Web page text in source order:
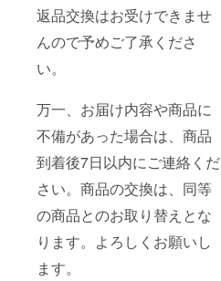
返品交換はお受けできませ
んので予めご了承くださ
い。
万一、お届け内容や商品に
不備があった場合は、商品
到着後7日以内にご連絡くだ
さい。商品の交換は、同等
の商品とのお取り替えとな
ります。よろしくお願いし
ます。